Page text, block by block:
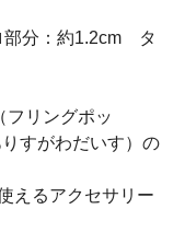
部分：約1.2cm タ
フリングポッ
すがわだいす）の
えるアクセサリー